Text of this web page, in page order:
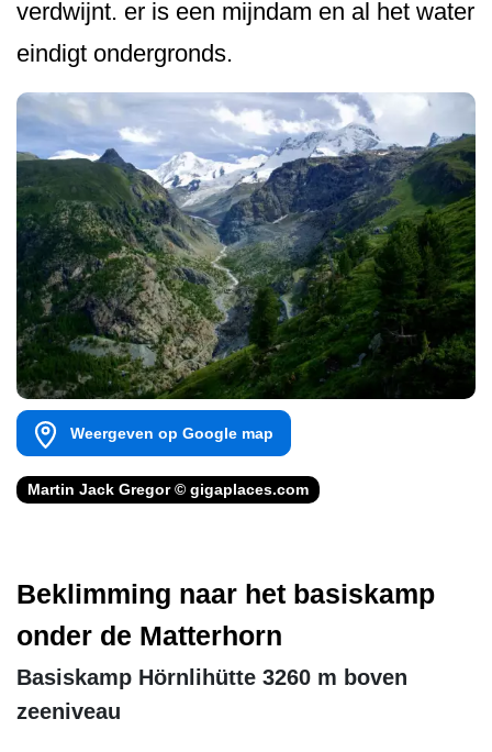
verdwijnt. er is een mijndam en al het water
eindigt ondergronds.
Weergeven op Google map
Martin Jack Gregor © gigaplaces.com
Beklimming naar het basiskamp
onder de Matterhorn
Basiskamp Hörnlihütte 3260 m boven
zeeniveau